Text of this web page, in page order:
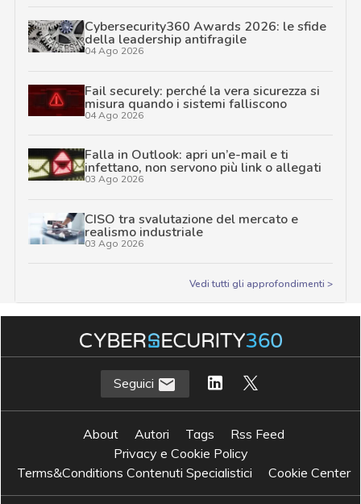
Cybersecurity360 Awards 2026: le sfide
della leadership antifragile
04 Ago 2026
Fail securely: perché la vera sicurezza si
misura quando i sistemi falliscono
04 Ago 2026
Falla in Outlook: apri un’e-mail e ti
infettano, non servono più link o allegati
03 Ago 2026
CISO tra svalutazione del mercato e
realismo industriale
03 Ago 2026
Vedi tutti gli approfondimenti >
Seguici
About Autori Tags
Rss Feed
Privacy e Cookie Policy
Terms&Conditions Contenuti Specialistici
Cookie Center